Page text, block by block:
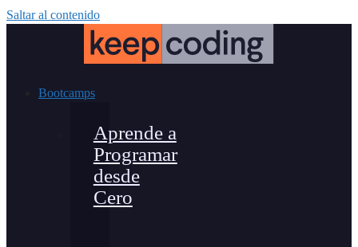
Saltar al contenido
Bootcamps
Aprende a
Programar
desde
Cero